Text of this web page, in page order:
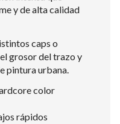
y de alta calidad
caps o
grosor del trazo y
pintura urbana.
color
rápidos